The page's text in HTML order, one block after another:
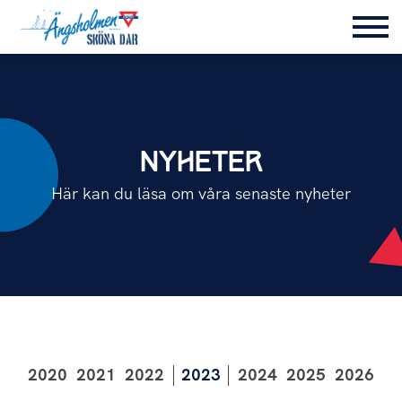
NYHETER
Här kan du läsa om våra senaste nyheter
2026
2025
2024
2023
2022
2021
2020